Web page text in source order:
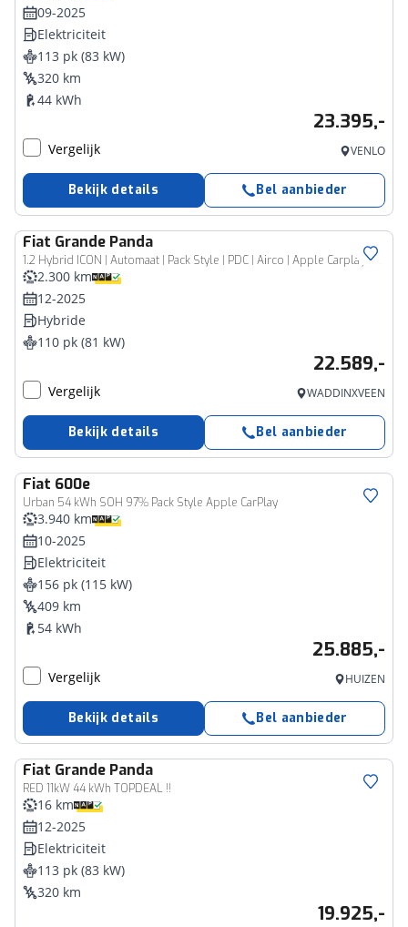
09-2025
Elektriciteit
113 pk (83 kW)
320 km
44 kWh
23.395,-
Vergelijk VENLO
Bekijk details Bel aanbieder
Fiat Grande Panda
1.2 Hybrid ICON | Automaat | Pack Style | PDC | Airco | Apple Carplay | Cruise
2.300 km
12-2025
Hybride
110 pk (81 kW)
22.589,-
Vergelijk WADDINXVEEN
Bekijk details Bel aanbieder
Fiat 600e
Urban 54 kWh SOH 97% Pack Style Apple CarPlay
3.940 km
10-2025
Elektriciteit
156 pk (115 kW)
409 km
54 kWh
25.885,-
Vergelijk HUIZEN
Bekijk details Bel aanbieder
Fiat Grande Panda
RED 11kW 44 kWh TOPDEAL !!
16 km
12-2025
Elektriciteit
113 pk (83 kW)
320 km
19.925,-